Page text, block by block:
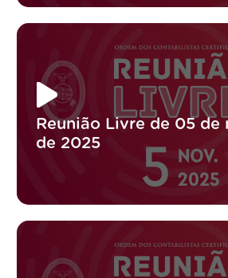
Reunião Livre de 05 de
de 2025